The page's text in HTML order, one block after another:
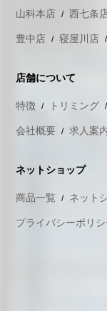
山科本店 西七条
豊中店 寝屋川店
店舗について
特徴 トリミング
会社概要 求人案
ネットショップ
商品一覧 ネット
プライバシーポリシ